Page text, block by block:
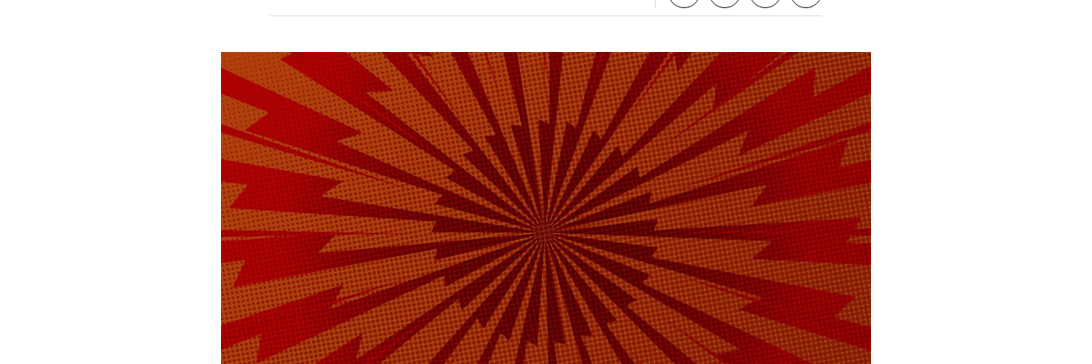
Подпишитесь на Daily Storm вMAX. Он работает там, где тормозит интернет.
А еще мы есть вTelegram,ДзениVK.
Макс Telegram Дзен VK
# суд #штейн #полиция #арест
Денис Герасимов журналист отдела «undefined»